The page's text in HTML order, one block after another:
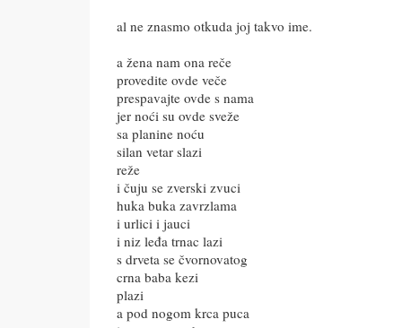
al ne znasmo otkuda joj takvo ime.
a žena nam ona reče
provedite ovde veče
prespavajte ovde s nama
jer noći su ovde sveže
sa planine noću
silan vetar slazi
reže
i čuju se zverski zvuci
huka buka zavrzlama
i urlici i jauci
i niz leđa trnac lazi
s drveta se čvornovatog
crna baba kezi
plazi
a pod nogom krca puca